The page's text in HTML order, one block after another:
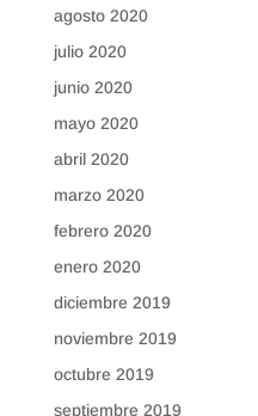
agosto 2020
julio 2020
junio 2020
mayo 2020
abril 2020
marzo 2020
febrero 2020
enero 2020
diciembre 2019
noviembre 2019
octubre 2019
septiembre 2019